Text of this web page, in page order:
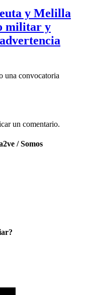
y Melilla
militar y
una convocatoria
un comentario.
/ Somos